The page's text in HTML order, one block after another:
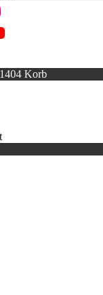
Korb